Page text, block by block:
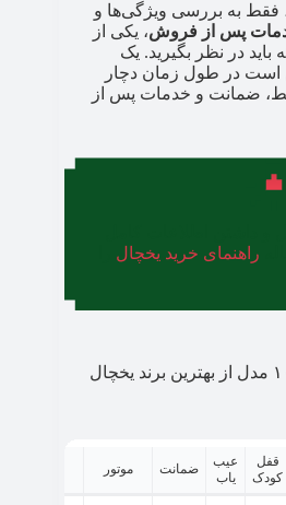
فقط به بررسی ویژگی‌ها و
پس از فروش، یکی از
در نظر بگیرید. یک
است در طول زمان دچار
ضمانت و خدمات پس از
راهنمای خرید یخچال
مقایسه ویژگی‌های ۱۰ مدل از بهترین برند یخچال
قفل
کودک
عیب
یاب
ضمانت موتور